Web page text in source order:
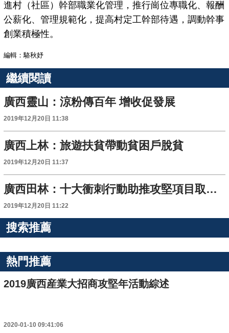
進村（社區）幹部職業化管理，推行崗位專職化、報酬
公薪化、管理規範化，提高村定工幹部待遇，調動幹事
創業積極性。
編輯：駱秋妤
繼續閱讀
廣西靈山：涼粉傳百年 增收促發展
2019年12月20日 11:38
廣西上林：旅遊扶貧帶動貧困戶脫貧
2019年12月20日 11:37
廣西田林：十大衝刺行動助推攻堅項目取得實效
2019年12月20日 11:22
搜索推薦
熱門推薦
2019廣西産業大招商攻堅年活動綜述
2020-01-10 09:41:06